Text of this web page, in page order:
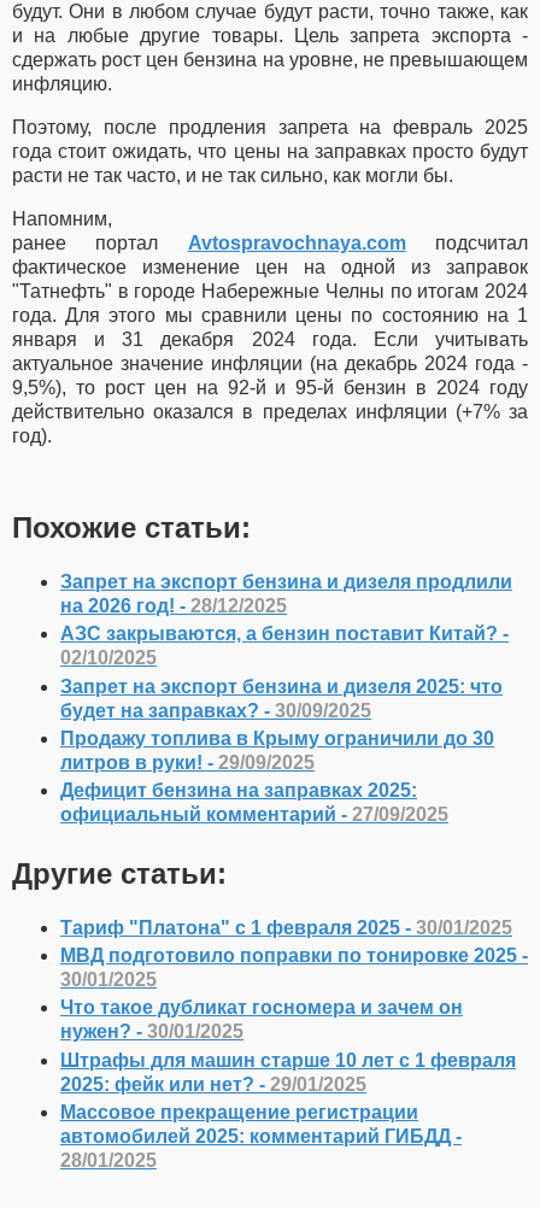
будут. Они в любом случае будут расти, точно также, как
и на любые другие товары. Цель запрета экспорта -
сдержать рост цен бензина на уровне, не превышающем
инфляцию.
Поэтому, после продления запрета на февраль 2025
года стоит ожидать, что цены на заправках просто будут
расти не так часто, и не так сильно, как могли бы.
Напомним,
ранее портал Avtospravochnaya.comподсчитал
фактическое изменение цен на одной из заправок
"Татнефть" в городе Набережные Челны по итогам 2024
года. Для этого мы сравнили цены по состоянию на 1
января и 31 декабря 2024 года. Если учитывать
актуальное значение инфляции (на декабрь 2024 года -
9,5%), то рост цен на 92-й и 95-й бензин в 2024 году
действительно оказался в пределах инфляции (+7% за
год).
Похожие статьи:
Запрет на экспорт бензина и дизеля продлили
на 2026 год! - 28/12/2025
АЗС закрываются, а бензин поставит Китай? -
02/10/2025
Запрет на экспорт бензина и дизеля 2025: что
будет на заправках? - 30/09/2025
Продажу топлива в Крыму ограничили до 30
литров в руки! - 29/09/2025
Дефицит бензина на заправках 2025:
официальный комментарий - 27/09/2025
Другие статьи:
Тариф "Платона" с 1 февраля 2025 - 30/01/2025
МВД подготовило поправки по тонировке 2025 -
30/01/2025
Что такое дубликат госномера и зачем он
нужен? - 30/01/2025
Штрафы для машин старше 10 лет с 1 февраля
2025: фейк или нет? - 29/01/2025
Массовое прекращение регистрации
автомобилей 2025: комментарий ГИБДД -
28/01/2025